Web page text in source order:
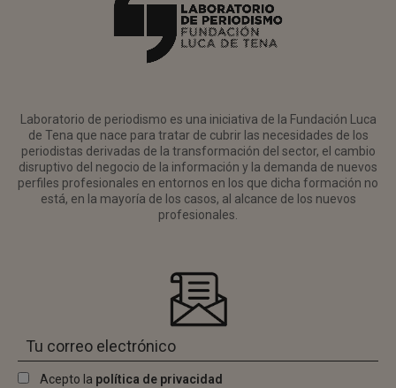
Laboratorio de periodismo es una iniciativa de la Fundación Luca
de Tena que nace para tratar de cubrir las necesidades de los
periodistas derivadas de la transformación del sector, el cambio
disruptivo del negocio de la información y la demanda de nuevos
perfiles profesionales en entornos en los que dicha formación no
está, en la mayoría de los casos, al alcance de los nuevos
profesionales.
Acepto la política de privacidad